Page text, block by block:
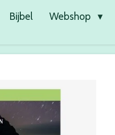
Bijbel Webshop